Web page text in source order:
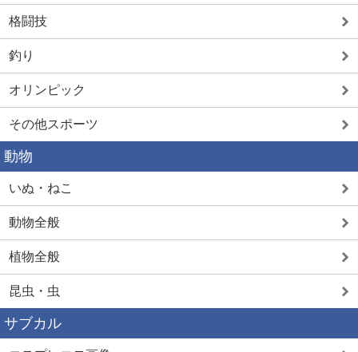
格闘技
釣り
オリンピック
その他スポーツ
動物
いぬ・ねこ
動物全般
植物全般
昆虫・虫
サブカル